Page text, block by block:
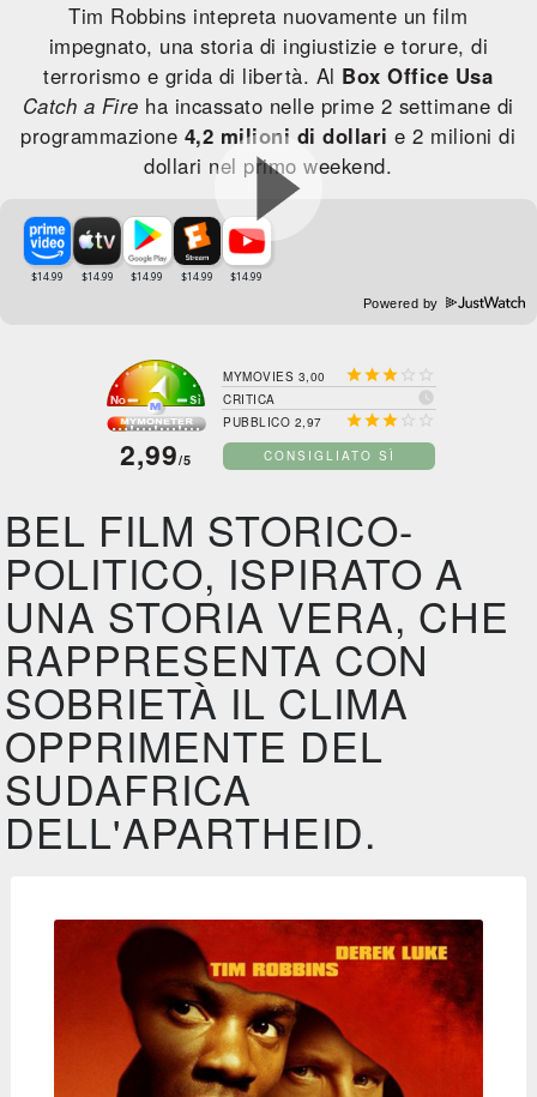
Tim Robbins intepreta nuovamente un film
impegnato, una storia di ingiustizie e torure, di
terrorismo e grida di libertà. Al Box Office Usa
Catch a Fire ha incassato nelle prime 2 settimane di
programmazione 4,2 milioni di dollari e 2 milioni di
dollari nel primo weekend.
Powered by
2,99/5
MYMOVIES 3,00   
CRITICA 
PUBBLICO 2,97   
CONSIGLIATO SÌ
BEL FILM STORICO-
POLITICO, ISPIRATO A
UNA STORIA VERA, CHE
RAPPRESENTA CON
SOBRIETÀ IL CLIMA
OPPRIMENTE DEL
SUDAFRICA
DELL'APARTHEID.